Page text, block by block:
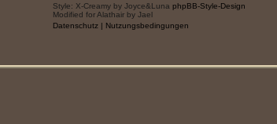
Style: X-Creamy by Joyce&Luna phpBB-Style-Design
Modified for Alathair by Jael
Datenschutz | Nutzungsbedingungen